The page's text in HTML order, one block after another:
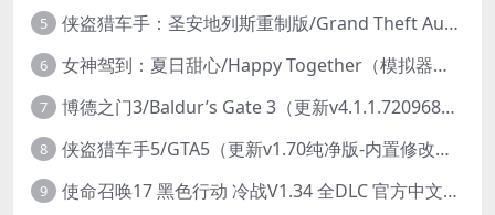
5 侠盗猎车手：圣安地列斯重制版/Grand Theft Auto: San Andreas – The Definitive Edition（更新v1.113.49697469）
6 女神驾到：夏日甜心/Happy Together（模拟器版-升级豪华终极珍藏版+全DLC）
7 博德之门3/Baldur’s Gate 3（更新v4.1.1.7209685）
8 侠盗猎车手5/GTA5（更新v1.70纯净版-内置修改器+通关存档）
9 使命召唤17 黑色行动 冷战V1.34 全DLC 官方中文版COD17